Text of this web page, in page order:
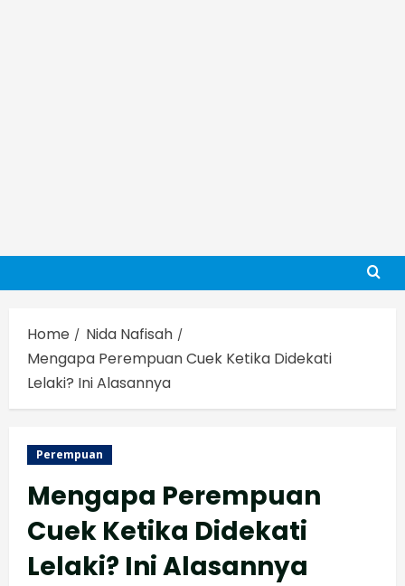
Home
Nida Nafisah
Mengapa Perempuan Cuek Ketika Didekati
Lelaki? Ini Alasannya
Perempuan
Mengapa Perempuan
Cuek Ketika Didekati
Lelaki? Ini Alasannya